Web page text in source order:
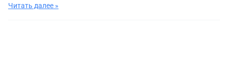
Читать далее »